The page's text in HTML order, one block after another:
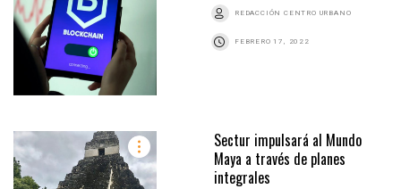
REDACCIÓN CENTRO URBANO
FEBRERO 17, 2022
Sectur impulsará al Mundo
Maya a través de planes
integrales